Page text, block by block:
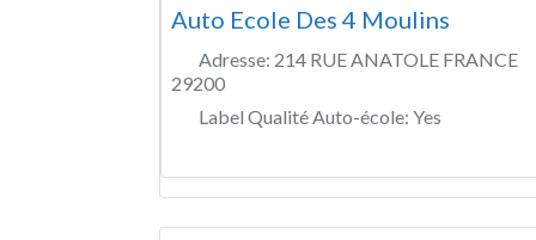
Auto Ecole Des 4 Moulins
Adresse: 214 RUE ANATOLE FRANCE
29200
Label Qualité Auto-école: Yes